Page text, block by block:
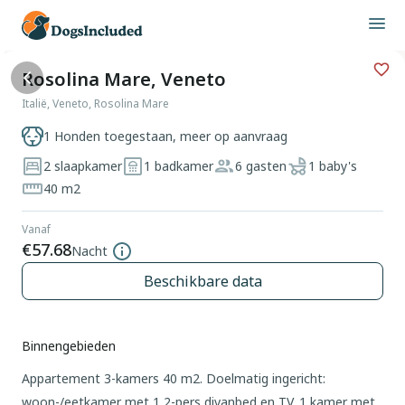
Rosolina Mare, Veneto
Italië, Veneto, Rosolina Mare
1 Honden toegestaan, meer op aanvraag
2 slaapkamer
1 badkamer 6 gasten
1 baby's
40 m2
Vanaf
€57.68Nacht
Beschikbare data
Binnengebieden
Appartement 3-kamers 40 m2. Doelmatig ingericht: